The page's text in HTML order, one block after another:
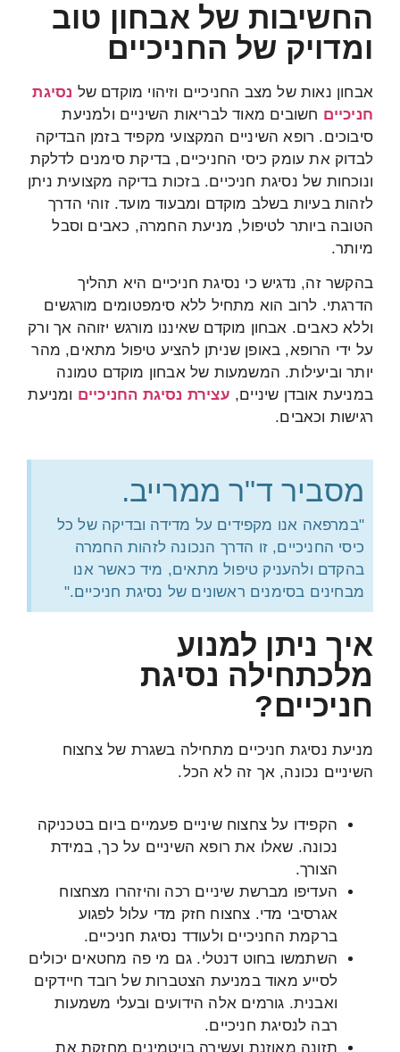
החשיבות של אבחון טוב
ומדויק של החניכיים
אבחון נאות של מצב החניכיים וזיהוי מוקדם של נסיגת
חניכיים חשובים מאוד לבריאות השיניים ולמניעת
סיבוכים. רופא השיניים המקצועי מקפיד בזמן הבדיקה
לבדוק את עומק כיסי החניכיים, בדיקת סימנים לדלקת
ונוכחות של נסיגת חניכיים. בזכות בדיקה מקצועית ניתן
לזהות בעיות בשלב מוקדם ומבעוד מועד. זוהי הדרך
הטובה ביותר לטיפול, מניעת החמרה, כאבים וסבל
מיותר.
בהקשר זה, נדגיש כי נסיגת חניכיים היא תהליך
הדרגתי. לרוב הוא מתחיל ללא סימפטומים מורגשים
וללא כאבים. אבחון מוקדם שאיננו מורגש יזוהה אך ורק
על ידי הרופא, באופן שניתן להציע טיפול מתאים, מהר
יותר וביעילות. המשמעות של אבחון מוקדם טמונה
במניעת אובדן שיניים, עצירת נסיגת החניכיים ומניעת
רגישות וכאבים.
מסביר ד"ר ממרייב.
"במרפאה אנו מקפידים על מדידה ובדיקה של כל
כיסי החניכיים, זו הדרך הנכונה לזהות החמרה
בהקדם ולהעניק טיפול מתאים, מיד כאשר אנו
מבחינים בסימנים ראשונים של נסיגת חניכיים."
איך ניתן למנוע
מלכתחילה נסיגת
חניכיים?
מניעת נסיגת חניכיים מתחילה בשגרת של צחצוח
השיניים נכונה, אך זה לא הכל.
הקפידו על צחצוח שיניים פעמיים ביום בטכניקה
נכונה. שאלו את רופא השיניים על כך, במידת
הצורך.
העדיפו מברשת שיניים רכה והיזהרו מצחצוח
אגרסיבי מדי. צחצוח חזק מדי עלול לפגוע
ברקמת החניכיים ולעודד נסיגת חניכיים.
השתמשו בחוט דנטלי. גם מי פה מחטאים יכולים
לסייע מאוד במניעת הצטברות של רובד חיידקים
ואבנית. גורמים אלה הידועים ובעלי משמעות
רבה לנסיגת חניכיים.
תזונה מאוזנת ועשירה בויטמינים מחזקת את